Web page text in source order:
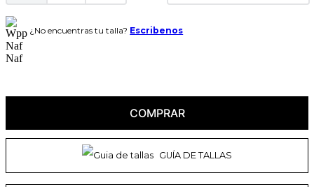
¿No encuentras tu talla? Escribenos
COMPRAR
GUÍA DE TALLAS